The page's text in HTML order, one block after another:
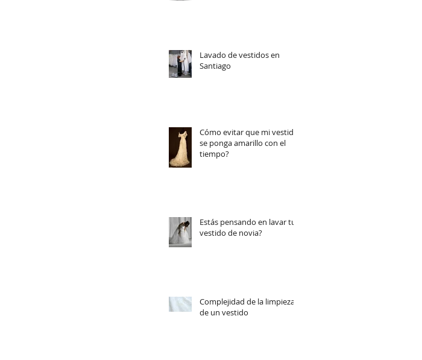
Lavado de vestidos en
Santiago
Cómo evitar que mi vestido
se ponga amarillo con el
tiempo?
Estás pensando en lavar tu
vestido de novia?
Complejidad de la limpieza
de un vestido